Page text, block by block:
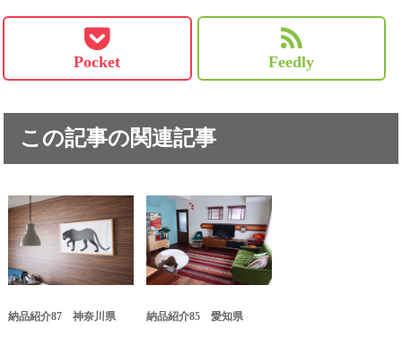
Pocket Feedly
この記事の関連記事
納品紹介87 神奈川県 納品紹介85 愛知県